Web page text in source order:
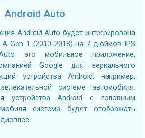
Android Auto
Android Auto будет интегрирована
Gen 1 (2010-2018) на 7 дюймов IPS
это мобильное приложение,
Google для зеркального
устройства Android, например,
системе автомобиля.
устройства Android с головным
система будет отображать